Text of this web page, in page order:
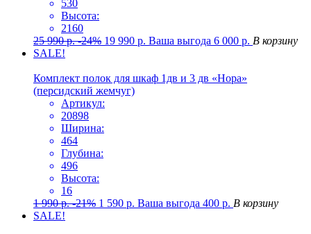
530
Высота:
2160
25 990р. -24% 19 990 р. Ваша выгода 6 000 р. В корзину
SALE!
Комплект полок для шкаф 1дв и 3 дв «Нора»
(персидский жемчуг)
Артикул:
20898
Ширина:
464
Глубина:
496
Высота:
16
1 990р. -21% 1 590 р. Ваша выгода 400 р. В корзину
SALE!